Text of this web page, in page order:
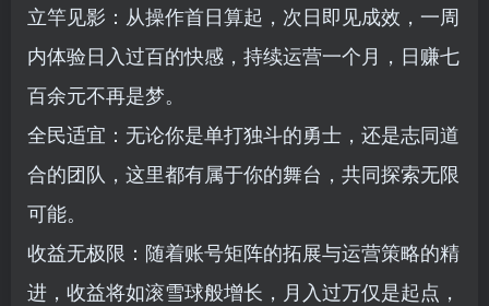
立竿见影：从操作首日算起，次日即见成效，一周
内体验日入过百的快感，持续运营一个月，日赚七
百余元不再是梦。
全民适宜：无论你是单打独斗的勇士，还是志同道
合的团队，这里都有属于你的舞台，共同探索无限
可能。
收益无极限：随着账号矩阵的拓展与运营策略的精
进，收益将如滚雪球般增长，月入过万仅是起点，